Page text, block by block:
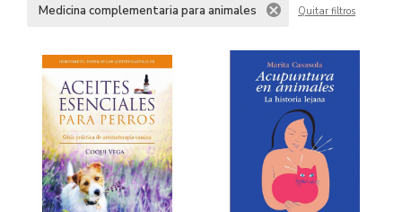
Medicina complementaria para animales Quitar filtros